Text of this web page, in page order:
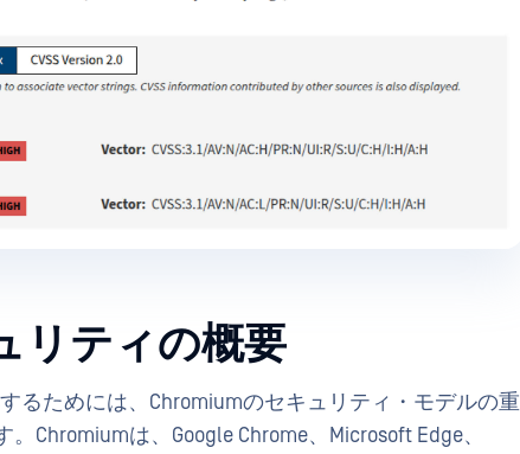
ティの概要
るためには、Chromiumのセキュリティ・モデルの重
Chromiumは、Google Chrome、Microsoft Edge、